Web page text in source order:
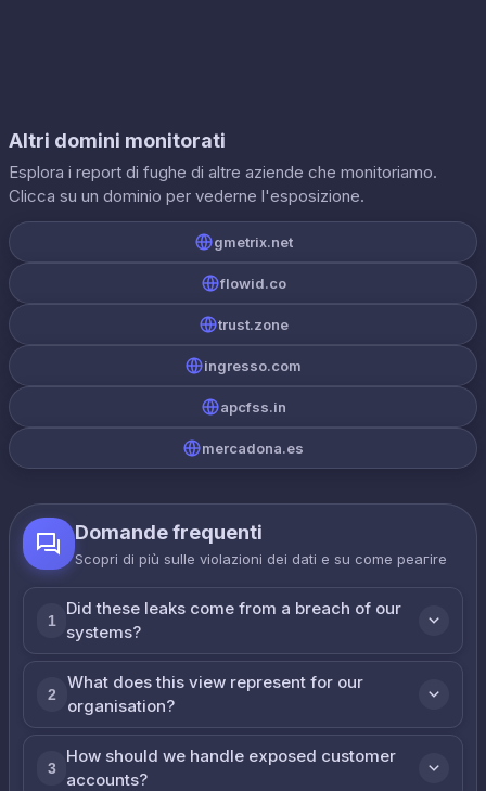
Altri domini monitorati
Esplora i report di fughe di altre aziende che monitoriamo.
Clicca su un dominio per vederne l'esposizione.
gmetrix.net
flowid.co
trust.zone
ingresso.com
apcfss.in
mercadona.es
Domande frequenti
Scopri di più sulle violazioni dei dati e su come реагire
1
Did these leaks come from a breach of our
systems?
2
What does this view represent for our
organisation?
3
How should we handle exposed customer
accounts?